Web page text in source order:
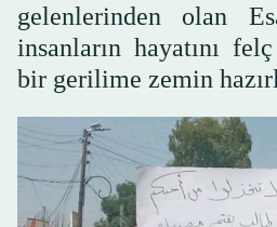
gelenlerinden olan
insanların hayatını
bir gerilime zemin